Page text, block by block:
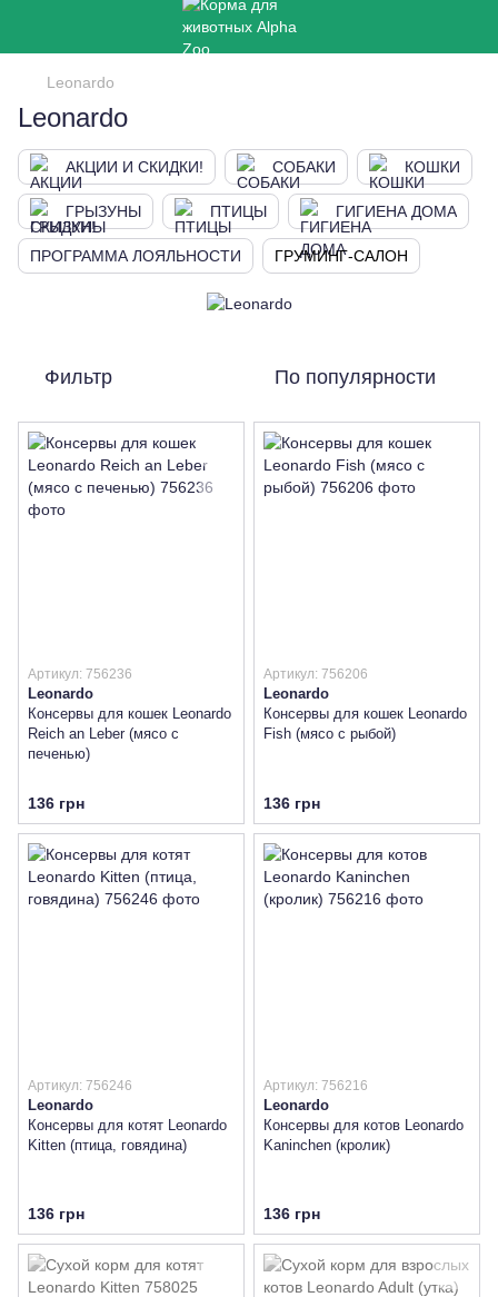
Leonardo
Leonardo
АКЦИИ И СКИДКИ! СОБАКИ КОШКИ
ГРЫЗУНЫ ПТИЦЫ ГИГИЕНА ДОМА
ПРОГРАММА ЛОЯЛЬНОСТИ ГРУМИНГ-САЛОН
Фильтр По популярности
Артикул: 756236
Leonardo
Консервы для кошек Leonardo
Reich an Leber (мясо с
печенью)
136 грн
Артикул: 756206
Leonardo
Консервы для кошек Leonardo
Fish (мясо с рыбой)
136 грн
Артикул: 756246
Leonardo
Консервы для котят Leonardo
Kitten (птица, говядина)
136 грн
Артикул: 756216
Leonardo
Консервы для котов Leonardo
Kaninchen (кролик)
136 грн